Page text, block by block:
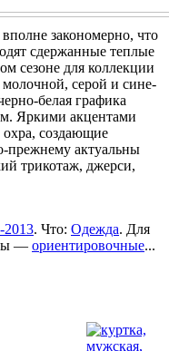
закономерно, что
сдержанные теплые
сезоне для коллекции
молочной, серой и сине-
белая графика
Яркими акцентами
охра, создающие
прежнему актуальны
трикотаж, джерси,
2013. Что: Одежда. Для
— ориентировочные...